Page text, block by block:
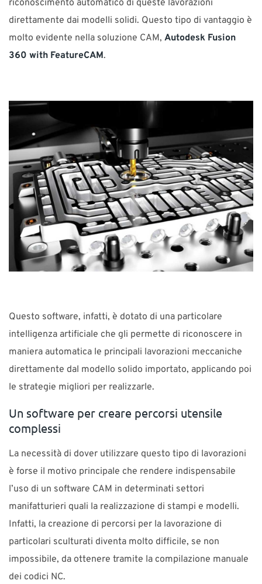
riconoscimento automatico di queste lavorazioni
direttamente dai modelli solidi. Questo tipo di vantaggio è
molto evidente nella soluzione CAM, Autodesk Fusion
360 with FeatureCAM.
Questo software, infatti, è dotato di una particolare
intelligenza artificiale che gli permette di riconoscere in
maniera automatica le principali lavorazioni meccaniche
direttamente dal modello solido importato, applicando poi
le strategie migliori per realizzarle.
Un software per creare percorsi utensile
complessi
La necessità di dover utilizzare questo tipo di lavorazioni
è forse il motivo principale che rendere indispensabile
l’uso di un software CAM in determinati settori
manifatturieri quali la realizzazione di stampi e modelli.
Infatti, la creazione di percorsi per la lavorazione di
particolari sculturati diventa molto difficile, se non
impossibile, da ottenere tramite la compilazione manuale
dei codici NC.